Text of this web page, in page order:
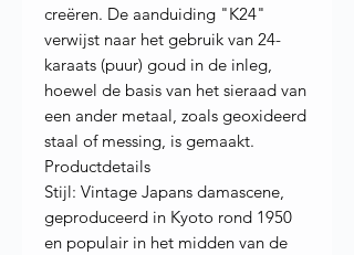
creëren. De aanduiding "K24"
verwijst naar het gebruik van 24-
karaats (puur) goud in de inleg,
hoewel de basis van het sieraad van
een ander metaal, zoals geoxideerd
staal of messing, is gemaakt.
Productdetails
Stijl: Vintage Japans damascene,
geproduceerd in Kyoto rond 1950
en populair in het midden van de